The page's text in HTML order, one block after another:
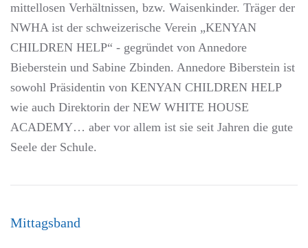
mittellosen Verhältnissen, bzw. Waisenkinder. Träger der
NWHA ist der schweizerische Verein „KENYAN
CHILDREN HELP“ - gegründet von Annedore
Bieberstein und Sabine Zbinden. Annedore Biberstein ist
sowohl Präsidentin von KENYAN CHILDREN HELP
wie auch Direktorin der NEW WHITE HOUSE
ACADEMY… aber vor allem ist sie seit Jahren die gute
Seele der Schule.
Mittagsband